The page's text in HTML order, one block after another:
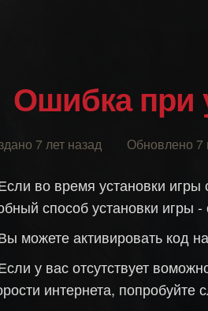
Ошибка
7 лет назад Обновлено 7
во время установки
способ установки игры
можете активировать код
у вас отсутствует
интернета,